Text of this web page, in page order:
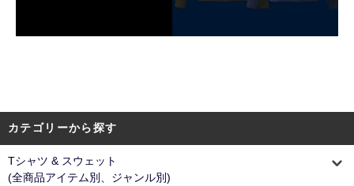
カテゴリーから探す
Tシャツ & スウェット
(全商品アイテム別、ジャンル別)